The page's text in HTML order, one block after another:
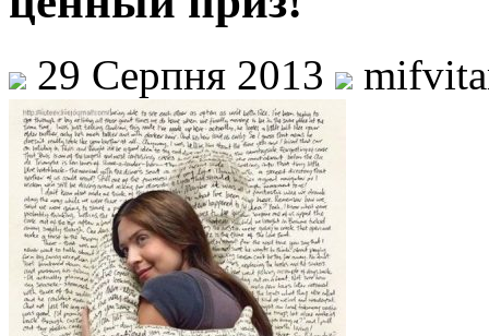
29 Серпня 2013